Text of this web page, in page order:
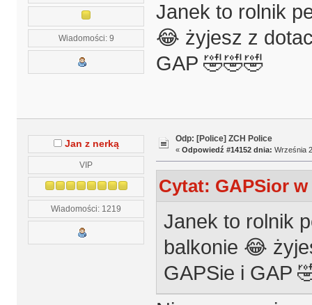
Wiadomości: 9
Janek to rolnik
😂 żyjesz z
GAP 🤣🤣🤣
Jan z nerką
VIP
Wiadomości: 1219
Odp: [Police] ZCH Police
« Odpowiedź #14152 dnia: Września
Cytat: GAPSior w
Janek to rolnik
balkonie 😂
GAPSie i GAP